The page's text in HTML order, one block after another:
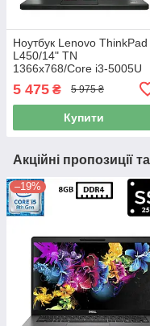
Ноутбук Lenovo ThinkPad
L450/14" TN
1366x768/Core i3-5005U
2.00GHz/8GB DDR3/HDD
500GB/HD Graphics 5500/
Камера Б/В
5 475 ₴ 5 975 ₴
Купити
Акційні пропозиції
–19%